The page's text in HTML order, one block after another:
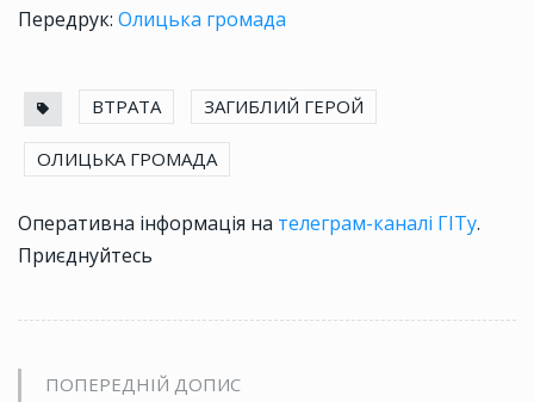
Передрук: Олицька громада
ВТРАТА ЗАГИБЛИЙ ГЕРОЙ
ОЛИЦЬКА ГРОМАДА
Оперативна інформація на телеграм-каналі ГІТу.
Приєднуйтесь
ПОПЕРЕДНІЙ ДОПИС